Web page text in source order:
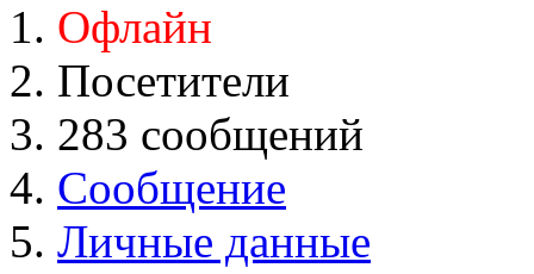
Офлайн
Посетители
283 сообщений
Сообщение
Личные данные